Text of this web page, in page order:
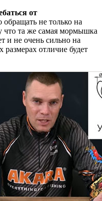
от
не только на
что та же самая мормышка
и не очень сильно на
отличие будет